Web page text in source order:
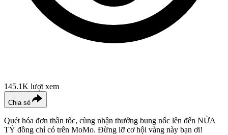
145.1K lượt xem
Chia sẻ
Quét hóa đơn thần tốc, cùng nhận thưởng bung nốc lên đến NỬA
TỶ đồng chỉ có trên MoMo. Đừng lỡ cơ hội vàng này bạn ơi!